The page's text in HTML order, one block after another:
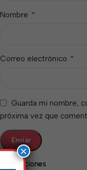
Valoraciones
Nombre *
Correo electrónico *
Guarda mi nombre,
próxima vez que
×